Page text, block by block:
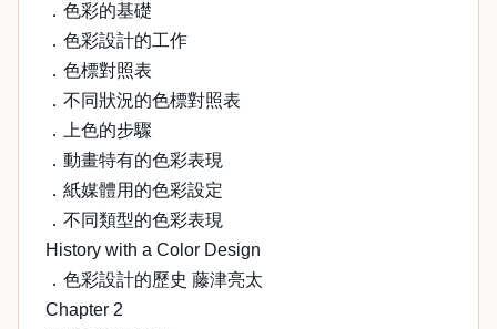
．色彩的基礎
．色彩設計的工作
．色標對照表
．不同狀況的色標對照表
．上色的步驟
．動畫特有的色彩表現
．紙媒體用的色彩設定
．不同類型的色彩表現
History with a Color Design
．色彩設計的歷史 藤津亮太
Chapter 2